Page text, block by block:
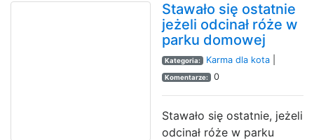
Stawało się ostatnie
jeżeli odcinał róże w
parku domowej
Kategoria: Karma dla kota|
Komentarze: 0
Stawało się ostatnie, jeżeli
odcinał róże w parku